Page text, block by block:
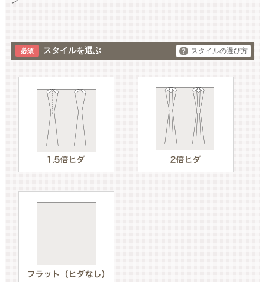
スタイルを選ぶ スタイルの選び方